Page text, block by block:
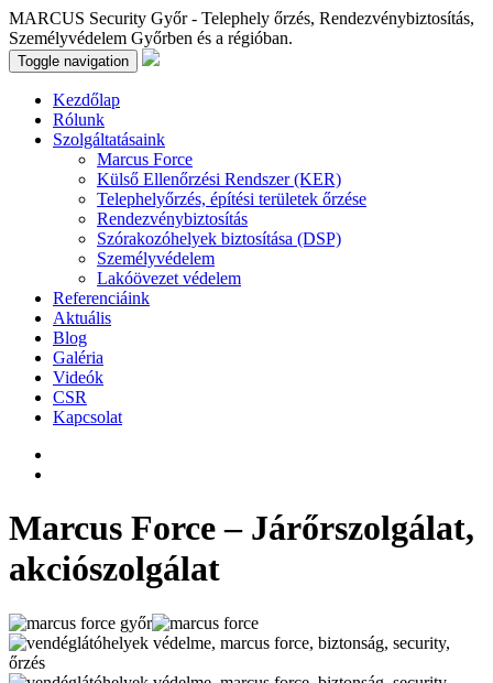
MARCUS Security Győr - Telephely őrzés, Rendezvénybiztosítás,
Személyvédelem Győrben és a régióban.
Toggle navigation
Kezdőlap
Rólunk
Szolgáltatásaink
Marcus Force
Külső Ellenőrzési Rendszer (KER)
Telephelyőrzés, építési területek őrzése
Rendezvénybiztosítás
Szórakozóhelyek biztosítása (DSP)
Személyvédelem
Lakóövezet védelem
Referenciáink
Aktuális
Blog
Galéria
Videók
CSR
Kapcsolat
Marcus Force – Járőrszolgálat,
akciószolgálat